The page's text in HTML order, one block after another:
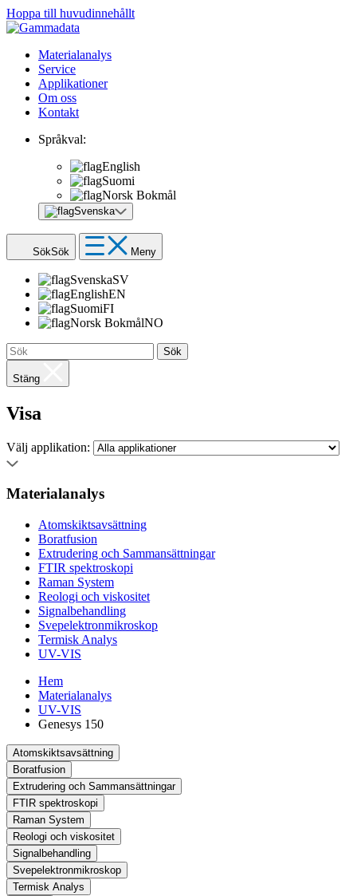
Hoppa till huvudinnehållt
Materialanalys
Service
Applikationer
Om oss
Kontakt
Språkval:
English
Suomi
Norsk Bokmål
Svenska
SökSök Meny
SvenskaSV
EnglishEN
SuomiFI
Norsk BokmålNO
Sök
Stäng
Visa
Välj applikation:
Materialanalys
Atomskiktsavsättning
Boratfusion
Extrudering och Sammansättningar
FTIR spektroskopi
Raman System
Reologi och viskositet
Signalbehandling
Svepelektronmikroskop
Termisk Analys
UV-VIS
Hem
Materialanalys
UV-VIS
Genesys 150
Atomskiktsavsättning
Boratfusion
Extrudering och Sammansättningar
FTIR spektroskopi
Raman System
Reologi och viskositet
Signalbehandling
Svepelektronmikroskop
Termisk Analys